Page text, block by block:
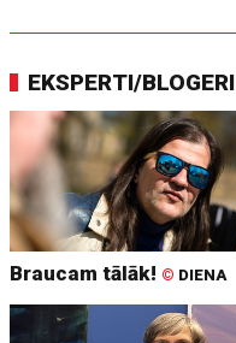
EKSPERTI/BLOGERI
Braucam tālāk! © DIENA